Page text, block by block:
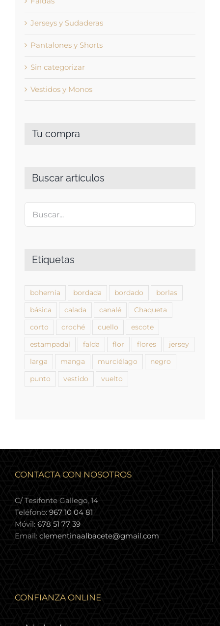
Jerseys y Sudaderas
Pantalones y Shorts
Sin categorizar
Vestidos y Monos
Tu compra
Buscar artículos
Etiquetas
bohemia bordada bordado borlas
básica calada canalé Chaqueta
corto croché cuello escote
estampadal falda flor flores jersey
larga manga murciélago negro
punto vestido vuelto
CONTACTA CON NOSOTROS
C/ Tesifonte Gallego, 14
Teléfono: 967 10 04 81
Móvil: 678 51 77 39
Email: clementinaalbacete@gmail.com
CONFIANZA ONLINE